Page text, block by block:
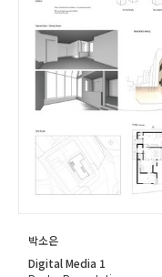
박소은
Digital Media 1